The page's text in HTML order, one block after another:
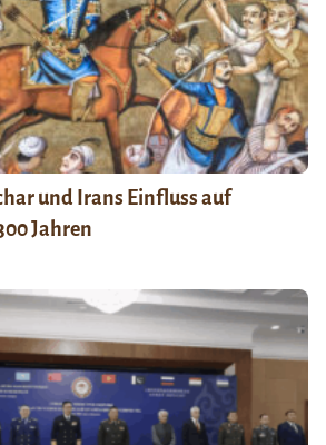
und Irans Einfluss auf
Jahren